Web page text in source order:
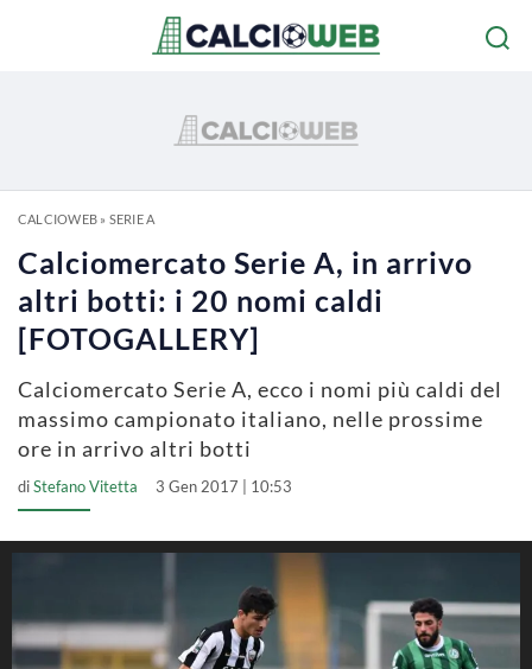
CALCIOWEB» SERIE A
Calciomercato Serie A, in arrivo
altri botti: i 20 nomi caldi
[FOTOGALLERY]
Calciomercato Serie A, ecco i nomi più caldi del
massimo campionato italiano, nelle prossime
ore in arrivo altri botti
diStefano Vitetta 3 Gen 2017 | 10:53